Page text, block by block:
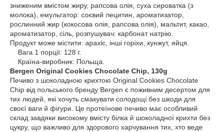
зниженим вмістом жиру, рапсова олія, суха сироватка (з
молока), емульгатор: соєвий лецитин, ароматизатор,
рослинний жир (кокосова олія, рапсова олія), мальтит, какао,
ароматизатор, сіль, розпушувач: карбонат натрію.
Продукт може містити: арахіс, інші горіхи, кунжут, яйця.
Вага 1 порції: 128 г.
Країна-виробник: Польща.
Bergen Original Cookies Chocolate Chip, 130g
Печиво з шоколадною крихтою Original Cookies Chocolate
Chip від польського бренду Bergen є поживним десертом для
тих людей, які хочуть смакувати солодощі без шкоди для
своєї ваги й фігури. Це протеїнове печиво має особливий
склад завдяки високому вмісту білка й шоколадної крихти без
цукру, що важливо для здорового харчування тих, хто веде